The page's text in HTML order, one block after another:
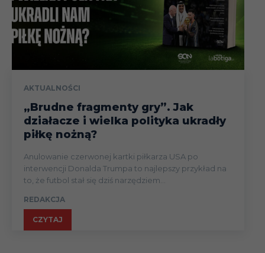
AKTUALNOŚCI
„Brudne fragmenty gry”. Jak
działacze i wielka polityka ukradły
piłkę nożną?
Anulowanie czerwonej kartki piłkarza USA po
interwencji Donalda Trumpa to najlepszy przykład na
to, że futbol stał się dziś narzędziem...
REDAKCJA
CZYTAJ